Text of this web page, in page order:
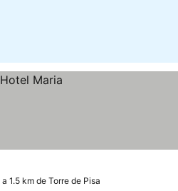
a 1.5 km de Torre de Pisa